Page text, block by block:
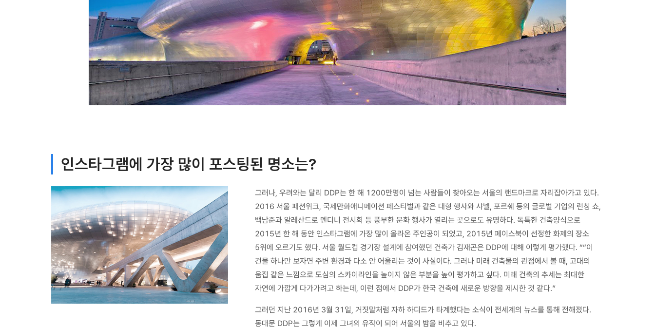
인스타그램에 가장 많이 포스팅된 명소는?
그러나, 우려와는 달리 DDP는 한 해 1200만명이 넘는 사람들이 찾아오는 서울의 랜드마크로 자리잡아가고 있다.
2016 서울 패션위크, 국제만화애니메이션 페스티벌과 같은 대형 행사와 샤넬, 포르쉐 등의 글로벌 기업의 런칭 쇼,
백남준과 알레산드로 멘디니 전시회 등 풍부한 문화 행사가 열리는 곳으로도 유명하다. 독특한 건축양식으로
2015년 한 해 동안 인스타그램에 가장 많이 올라온 주인공이 되었고, 2015년 페이스북이 선정한 화제의 장소
5위에 오르기도 했다. 서울 월드컵 경기장 설계에 참여했던 건축가 김재곤은 DDP에 대해 이렇게 평가했다. ““이
건물 하나만 보자면 주변 환경과 다소 안 어울리는 것이 사실이다. 그러나 미래 건축물의 관점에서 볼 때, 고대의
움집 같은 느낌으로 도심의 스카이라인을 높이지 않은 부분을 높이 평가하고 싶다. 미래 건축의 추세는 최대한
자연에 가깝게 다가가려고 하는데, 이런 점에서 DDP가 한국 건축에 새로운 방향을 제시한 것 같다.”
그러던 지난 2016년 3월 31일, 거짓말처럼 자하 하디드가 타계했다는 소식이 전세계의 뉴스를 통해 전해졌다.
동대문 DDP는 그렇게 이제 그녀의 유작이 되어 서울의 밤을 비추고 있다.